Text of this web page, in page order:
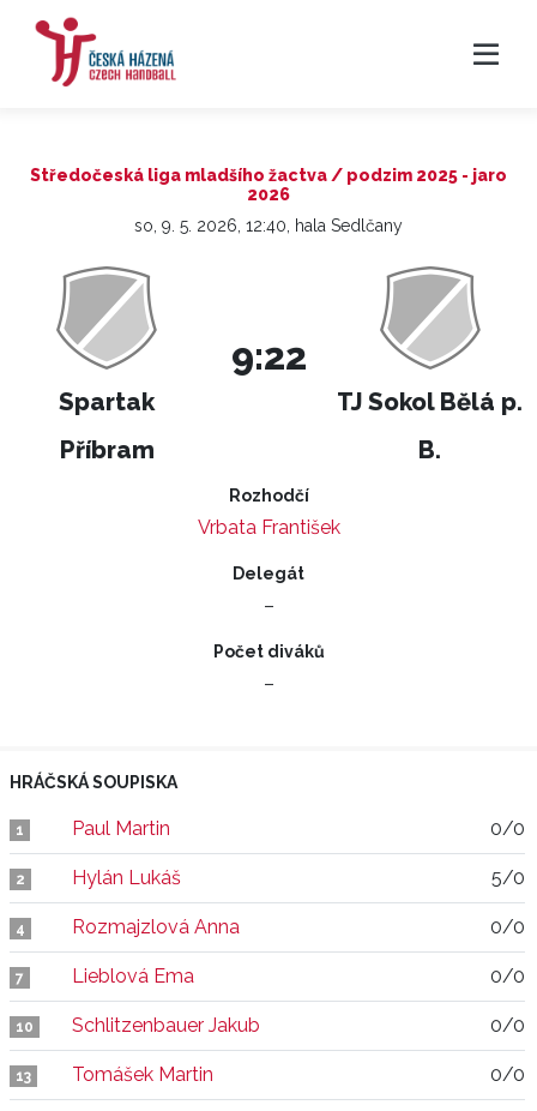
Středočeská liga mladšího žactva / podzim 2025 - jaro
2026
so, 9. 5. 2026, 12:40, hala Sedlčany
Spartak
Příbram
9:22
TJ Sokol Bělá p.
B.
Rozhodčí
Vrbata František
Delegát
–
Počet diváků
–
HRÁČSKÁ SOUPISKA
1 Paul Martin 0/0
2 Hylán Lukáš 5/0
4 Rozmajzlová Anna 0/0
7 Lieblová Ema 0/0
10 Schlitzenbauer Jakub 0/0
13 Tomášek Martin 0/0